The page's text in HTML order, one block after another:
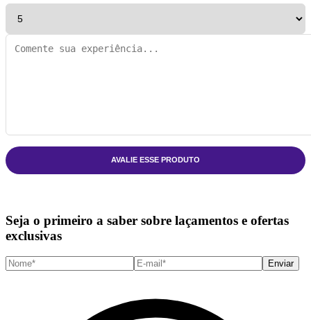
AVALIE ESSE PRODUTO
Seja o primeiro a saber sobre laçamentos e ofertas
exclusivas
Enviar